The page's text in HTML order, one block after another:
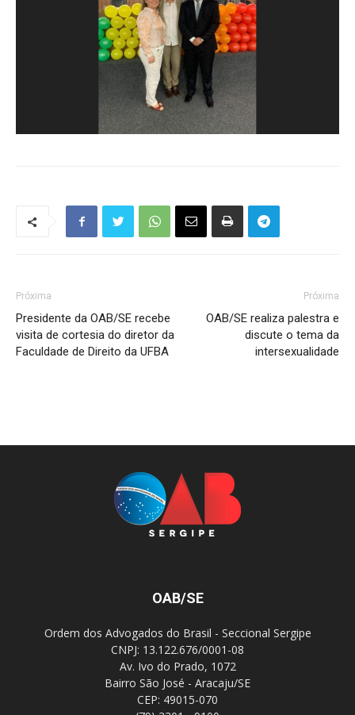
Próxima
Presidente da OAB/SE recebe
visita de cortesia do diretor da
Faculdade de Direito da UFBA
Próxima
OAB/SE realiza palestra e
discute o tema da
intersexualidade
OAB/SE
Ordem dos Advogados do Brasil - Seccional Sergipe
CNPJ: 13.122.676/0001-08
Av. Ivo do Prado, 1072
Bairro São José - Aracaju/SE
CEP: 49015-070